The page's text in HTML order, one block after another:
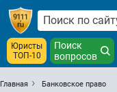
Юристы
ТОП-10
Поиск
вопросов
Главная Банковское право